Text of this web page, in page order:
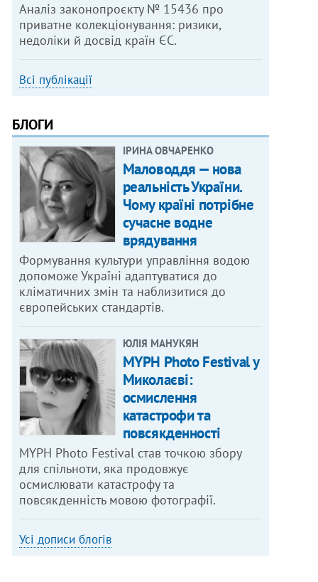
Аналіз законопроєкту № 15436 про
приватне колекціонування: ризики,
недоліки й досвід країн ЄС.
Всі публікації
БЛОГИ
ІРИНА ОВЧАРЕНКО
Маловоддя — нова
реальність України.
Чому країні потрібне
сучасне водне
врядування
Формування культури управління водою
допоможе Україні адаптуватися до
кліматичних змін та наблизитися до
європейських стандартів.
ЮЛІЯ МАНУКЯН
MYPH Photo Festival у
Миколаєві:
осмислення
катастрофи та
повсякденності
MYPH Photo Festival став точкою збору
для спільноти, яка продовжує
осмислювати катастрофу та
повсякденність мовою фотографії.
Усі дописи блогів